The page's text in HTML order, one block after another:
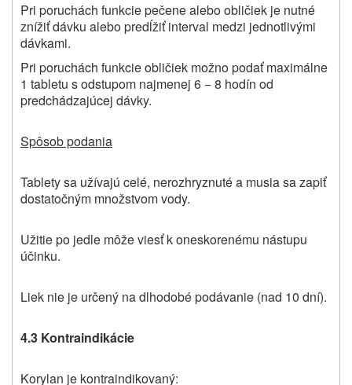
Pri poruchách funkcie pečene alebo obličiek je nutné
znížiť dávku alebo predĺžiť interval medzi jednotlivými
dávkami.
Pri poruchách funkcie obličiek možno podať maximálne
1 tabletu s odstupom najmenej 6 − 8 hodín od
predchádzajúcej dávky.
Spôsob podania
Tablety sa užívajú celé, nerozhryznuté a musia sa zapiť
dostatočným množstvom vody.
Užitie po jedle môže viesť k oneskorenému nástupu
účinku.
Liek nie je určený na dlhodobé podávanie (nad 10 dní).
4.3 Kontraindikácie
Korylan je kontraindikovaný: